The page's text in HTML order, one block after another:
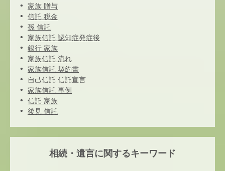
家族 贈与
信託 税金
孫 信託
家族信託 認知症発症後
銀行 家族
家族信託 流れ
家族信託 契約書
自己信託 信託宣言
家族信託 事例
信託 家族
後見 信託
相続・遺言に関するキーワード